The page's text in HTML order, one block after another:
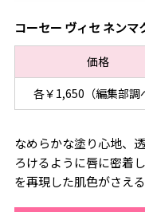
コーセー ヴィセ ネン
価格
各￥1,650（編集部調
なめらかな塗り心地、
ろけるように唇に密着
を再現した肌色がさえる